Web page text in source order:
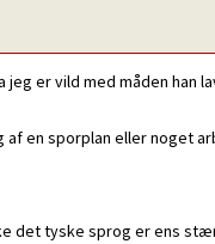
er vild med måden han
en sporplan eller noget
det tyske sprog er ens